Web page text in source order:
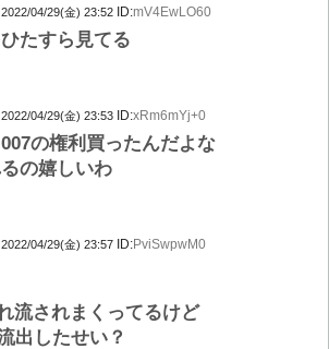
2022/04/29(金) 23:52 ID:mV4EwLO60
たすら見てる
2022/04/29(金) 23:53 ID:xRm6mYj+0
の権利買ったんだよな
の嬉しいわ
2022/04/29(金) 23:57 ID:PviSwpwM0
流されまくってるけど
出したせい？